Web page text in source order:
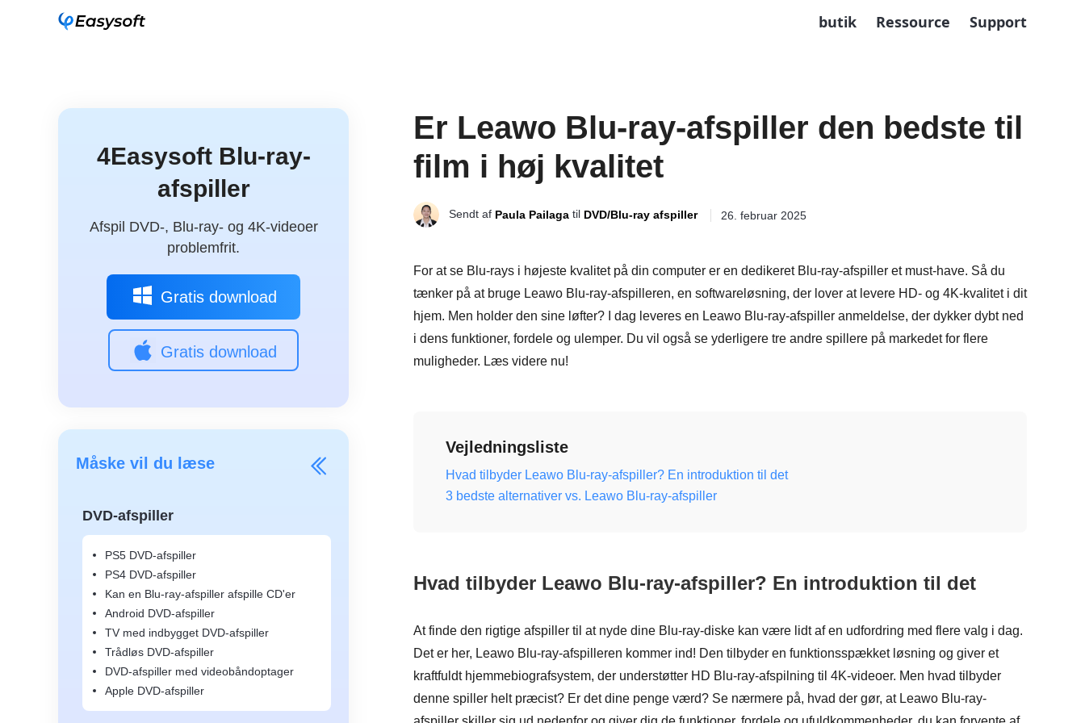
butik Ressource Support
4Easysoft Blu-ray-
afspiller
Afspil DVD-, Blu-ray- og 4K-videoer
problemfrit.
Gratis download
Gratis download
Måske vil du læse
DVD-afspiller
PS5 DVD-afspiller
PS4 DVD-afspiller
Kan en Blu-ray-afspiller afspille CD'er
Android DVD-afspiller
TV med indbygget DVD-afspiller
Trådløs DVD-afspiller
DVD-afspiller med videobåndoptager
Apple DVD-afspiller
Er Leawo Blu-ray-afspiller den bedste til
film i høj kvalitet
Sendt af Paula Pailaga til DVD/Blu-ray afspiller 26. februar 2025
For at se Blu-rays i højeste kvalitet på din computer er en dedikeret Blu-ray-afspiller et must-have. Så du
tænker på at bruge Leawo Blu-ray-afspilleren, en softwareløsning, der lover at levere HD- og 4K-kvalitet i dit
hjem. Men holder den sine løfter? I dag leveres en Leawo Blu-ray-afspiller anmeldelse, der dykker dybt ned
i dens funktioner, fordele og ulemper. Du vil også se yderligere tre andre spillere på markedet for flere
muligheder. Læs videre nu!
Vejledningsliste
Hvad tilbyder Leawo Blu-ray-afspiller? En introduktion til det
3 bedste alternativer vs. Leawo Blu-ray-afspiller
Hvad tilbyder Leawo Blu-ray-afspiller? En introduktion til det
At finde den rigtige afspiller til at nyde dine Blu-ray-diske kan være lidt af en udfordring med flere valg i dag.
Det er her, Leawo Blu-ray-afspilleren kommer ind! Den tilbyder en funktionsspækket løsning og giver et
kraftfuldt hjemmebiografsystem, der understøtter HD Blu-ray-afspilning til 4K-videoer. Men hvad tilbyder
denne spiller helt præcist? Er det dine penge værd? Se nærmere på, hvad der gør, at Leawo Blu-ray-